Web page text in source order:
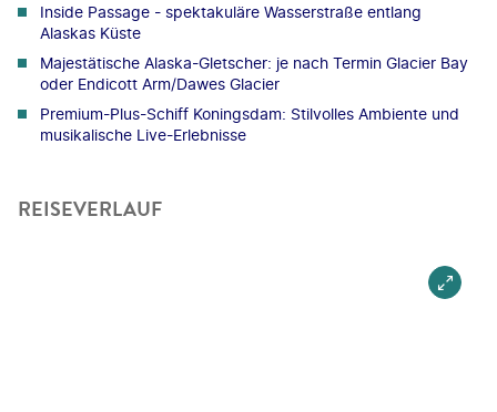
Inside Passage - spektakuläre Wasserstraße entlang
Alaskas Küste
Majestätische Alaska-Gletscher: je nach Termin Glacier Bay
oder Endicott Arm/Dawes Glacier
Premium-Plus-Schiff Koningsdam: Stilvolles Ambiente und
musikalische Live-Erlebnisse
REISEVERLAUF